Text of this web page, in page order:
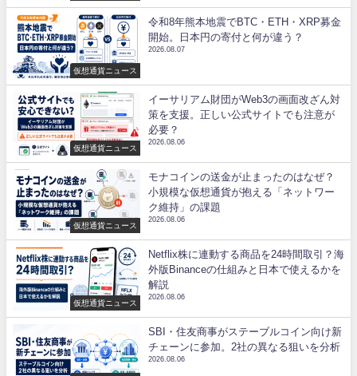
仮想通貨ニュース
令和8年熊本地震でBTC・ETH・XRP募金
開始。日本円の寄付と何が違う？
2026.08.07
仮想通貨ニュース
イーサリアム財団がWeb3の画面改ざん対
策を支援。正しい公式サイトでも注意が
必要？
2026.08.06
仮想通貨ニュース
モナコインの送金が止まったのはなぜ？
小規模な仮想通貨が抱える「ネットワー
ク維持」の課題
2026.08.06
仮想通貨ニュース
Netflix株に連動する商品を24時間取引？海
外版Binanceの仕組みと日本で使えるかを
解説
2026.08.06
SBI・住友商事がステーブルコイン向け新
チェーンに参加。2社の異なる狙いを分析
2026.08.06